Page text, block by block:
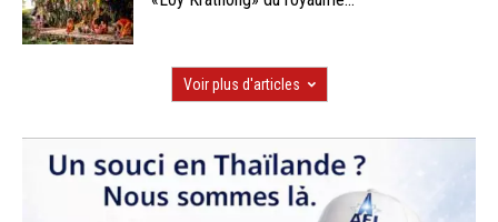
Voir plus d'articles